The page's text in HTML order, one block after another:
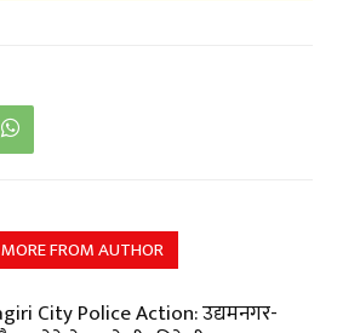
MORE FROM AUTHOR
City Police Action: उद्यमनगर-